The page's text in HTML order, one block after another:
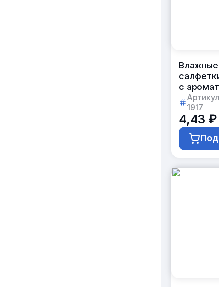
Влажные
с
чай»
в
упаковке
с
клиента
1917
4,43 ₽
Под